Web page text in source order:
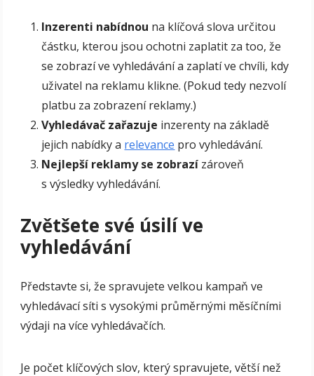
Inzerenti nabídnou na klíčová slova určitou
částku, kterou jsou ochotni zaplatit za too, že
se zobrazí ve vyhledávání a zaplatí ve chvíli, kdy
uživatel na reklamu klikne. (Pokud tedy nezvolí
platbu za zobrazení reklamy.)
Vyhledávač zařazuje inzerenty na základě
jejich nabídky a relevance pro vyhledávání.
Nejlepší reklamy se zobrazí zároveň
s výsledky vyhledávání.
Zvětšete své úsilí ve
vyhledávání
Představte si, že spravujete velkou kampaň ve
vyhledávací síti s vysokými průměrnými měsíčními
výdaji na více vyhledávačích.
Je počet klíčových slov, který spravujete, větší než